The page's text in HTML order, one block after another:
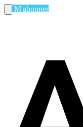
M'abonner